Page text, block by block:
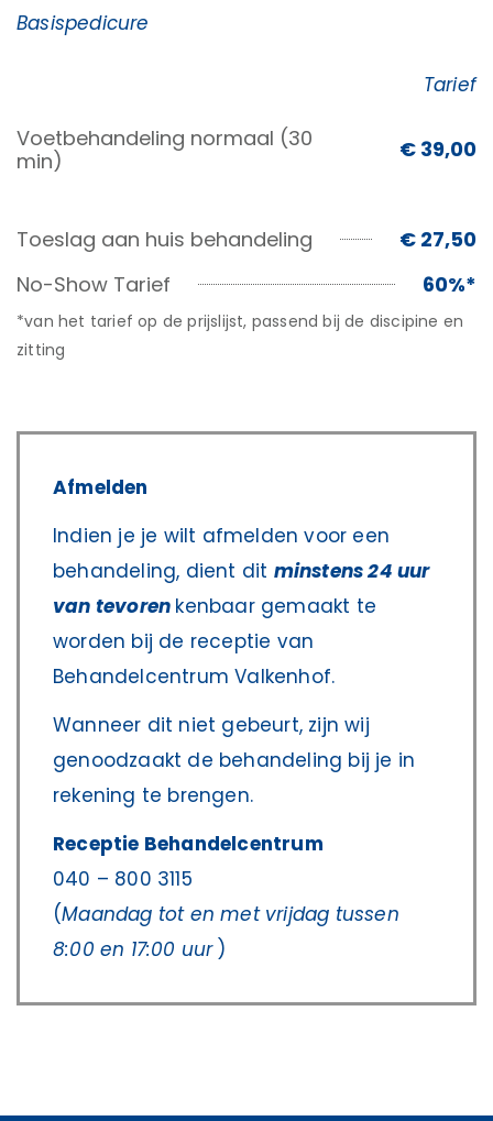
Basispedicure
Tarief
Voetbehandeling normaal (30
min)
€ 39,00
Toeslag aan huis behandeling
€ 27,50
No-Show Tarief
60%*
*van het tarief op de prijslijst, passend bij de discipine en
zitting
Afmelden
Indien je je wilt afmelden voor een
behandeling, dient dit minstens 24 uur
van tevoren kenbaar gemaakt te
worden bij de receptie van
Behandelcentrum Valkenhof.
Wanneer dit niet gebeurt, zijn wij
genoodzaakt de behandeling bij je in
rekening te brengen.
Receptie Behandelcentrum
040 – 800 3115
(Maandag tot en met vrijdag tussen
8:00 en 17:00 uur )